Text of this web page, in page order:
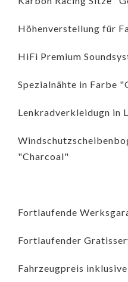
Höhenverstellung für
HiFi Premium
Spezialnähte in Farbe
Lenkradverkleidugn in
"Charcoal"
Fortlaufende
Fortlaufender
Fahrzeugpreis